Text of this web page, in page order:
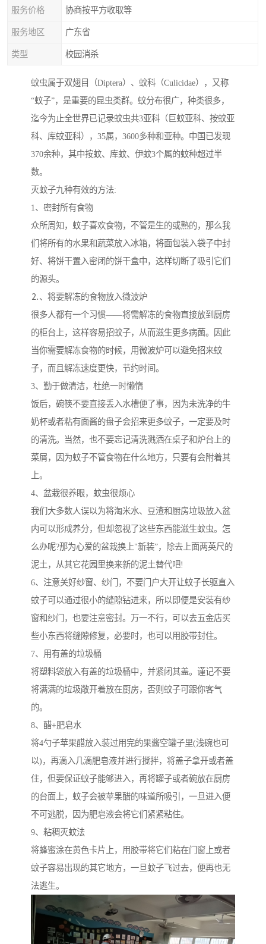
服务价格 协商按平方收取等
服务地区 广东省
类型 校园消杀
蚊虫属于双翅目（Diptera）、蚊科（Culicidae），又称
“蚊子”，是重要的昆虫类群。蚊分布很广，种类很多，
迄今为止全世界已记录蚊虫共3亚科（巨蚊亚科、按蚊亚
科、库蚊亚科），35属，3600多种和亚种。中国已发现
370余种，其中按蚊、库蚊、伊蚊3个属的蚊种超过半
数。
灭蚊子九种有效的方法:
1、密封所有食物
众所周知，蚊子喜欢食物，不管是生的或熟的，那么我
们将所有的水果和蔬菜放入冰箱，将面包装入袋子中封
好、将饼干置入密闭的饼干盒中，这样切断了吸引它们
的源头。
⒉、将要解冻的食物放入微波炉
很多人都有一个习惯——将需解冻的食物直接放到厨房
的柜台上，这样容易招蚊子，从而滋生更多病菌。因此
当你需要解冻食物的时候，用微波炉可以避免招来蚊
子，而且解冻速度更快，节约时间。
3、勤于做清洁，杜绝一时懒惰
饭后，碗筷不要直接丢入水槽便了事，因为未洗净的牛
奶杯或者粘有面酱的盘子会招来更多蚊子，一定要及时
的清洗。当然，也不要忘记清洗溅洒在桌子和炉台上的
菜屑，因为蚊子不管食物在什么地方，只要有会附着其
上。
4、盆栽很养眼，蚊虫很烦心
我们大多数人误以为将淘米水、豆渣和厨房垃圾放入盆
内可以形成养分，但却忽视了这些东西能滋生蚊虫。怎
么办呢?那为心爱的盆栽换上"新装”，除去上面两英尺的
泥土，从其它花园里换来新的泥土替代吧!
6、注意关好纱窗、纱门，不要门户大开让蚊子长驱直入
蚊子可以通过很小的缝隙钻进来，所以即便是安装有纱
窗和纱门，也要注意密封。万一不行，可以去五金店买
些小东西将缝隙修复，必要时，也可以用胶带封住。
7、用有盖的垃圾桶
将塑料袋放入有盖的垃圾桶中，并紧闭其盖。谨记不要
将满满的垃圾敞开着放在厨房，否则蚊子可跟你客气
的。
8、醋+肥皂水
将4勺子苹果醋放入装过用完的果酱空罐子里(浅碗也可
以)，再滴入几滴肥皂液并进行搅拌，将盖子拿开或者盖
住，但要保证蚊子能够进入，再将罐子或者碗放在厨房
的台面上，蚊子会被苹果醋的味道所吸引，一旦进入便
不可逃脱，因为肥皂液会将它们紧紧粘住。
9、粘稠灭蚊法
将蜂蜜涂在黄色卡片上，用胶带将它们粘在门窗上或者
蚊子容易出现的其它地方，一旦蚊子飞过去，便再也无
法逃生。